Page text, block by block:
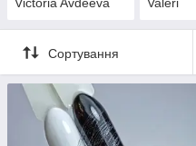
Сортування